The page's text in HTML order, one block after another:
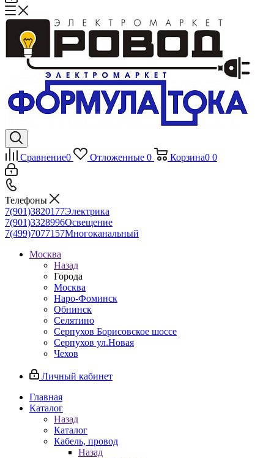
Сравнение0 Отложенные 0 Корзина0 0
Телефоны
7(901)3820177Электрика
7(901)3328996Освещение
7(499)7077157Многоканальный
Москва
Назад
Города
Москва
Наро-Фоминск
Обнинск
Селятино
Серпухов Борисовское шоссе
Серпухов ул.Новая
Чехов
Личный кабинет
Главная
Каталог
Назад
Каталог
Кабель, провод
Назад